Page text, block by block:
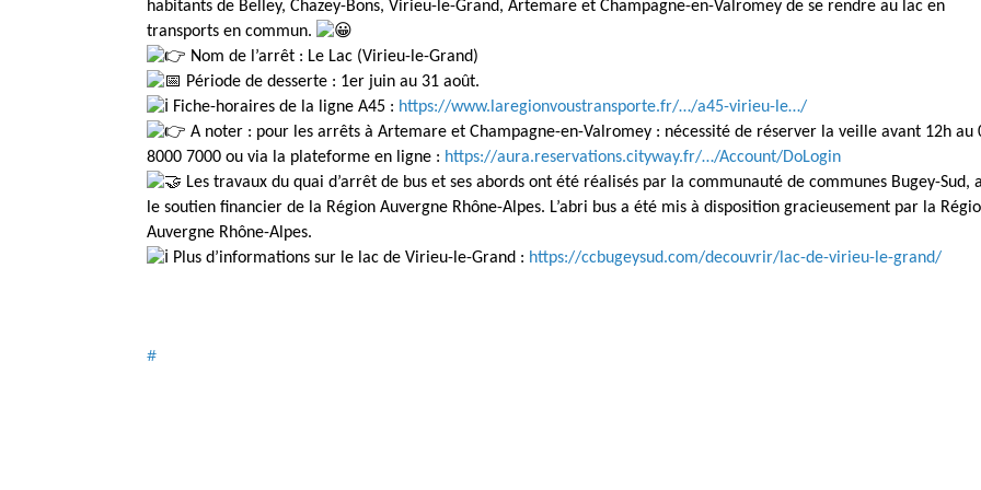
habitants de Belley, Chazey-Bons, Virieu-le-Grand, Artemare et Champagne-en-Valromey de se rendre au lac en
transports en commun.
Nom de l’arrêt : Le Lac (Virieu-le-Grand)
Période de desserte : 1er juin au 31 août.
Fiche-horaires de la ligne A45 : https://www.laregionvoustransporte.fr/…/a45-virieu-le…/
A noter : pour les arrêts à Artemare et Champagne-en-Valromey : nécessité de réserver la veille avant 12h au
8000 7000 ou via la plateforme en ligne : https://aura.reservations.cityway.fr/…/Account/DoLogin
Les travaux du quai d’arrêt de bus et ses abords ont été réalisés par la communauté de communes Bugey-Sud,
le soutien financier de la Région Auvergne Rhône-Alpes. L’abri bus a été mis à disposition gracieusement par la
Auvergne Rhône-Alpes.
Plus d’informations sur le lac de Virieu-le-Grand : https://ccbugeysud.com/decouvrir/lac-de-virieu-le-grand/
#